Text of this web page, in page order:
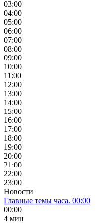
03:00
04:00
05:00
06:00
07:00
08:00
09:00
10:00
11:00
12:00
13:00
14:00
15:00
16:00
17:00
18:00
19:00
20:00
21:00
22:00
23:00
Новости
Главные темы часа. 00:00
00:00
4 мин